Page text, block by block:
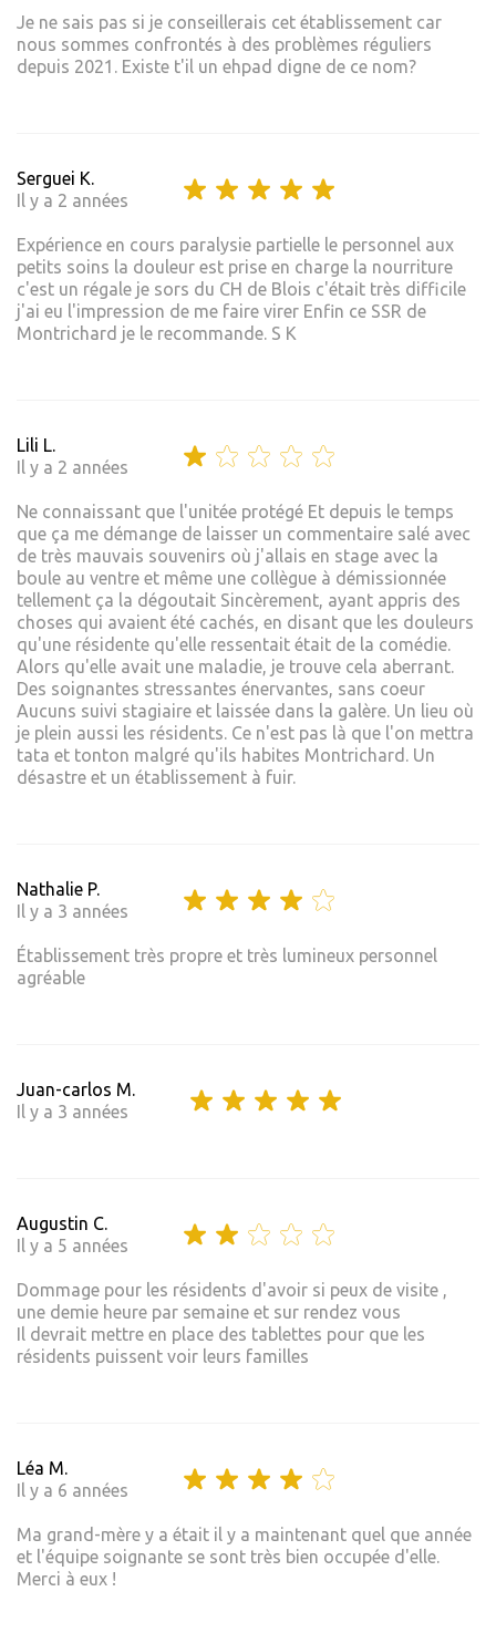
Je ne sais pas si je conseillerais cet établissement car
nous sommes confrontés à des problèmes réguliers
depuis 2021. Existe t'il un ehpad digne de ce nom?
Serguei K.
Il y a 2 années
Expérience en cours paralysie partielle le personnel aux
petits soins la douleur est prise en charge la nourriture
c'est un régale je sors du CH de Blois c'était très difficile
j'ai eu l'impression de me faire virer Enfin ce SSR de
Montrichard je le recommande. S K
Lili L.
Il y a 2 années
Ne connaissant que l'unitée protégé Et depuis le temps
que ça me démange de laisser un commentaire salé avec
de très mauvais souvenirs où j'allais en stage avec la
boule au ventre et même une collègue à démissionnée
tellement ça la dégoutait Sincèrement, ayant appris des
choses qui avaient été cachés, en disant que les douleurs
qu'une résidente qu'elle ressentait était de la comédie.
Alors qu'elle avait une maladie, je trouve cela aberrant.
Des soignantes stressantes énervantes, sans coeur
Aucuns suivi stagiaire et laissée dans la galère. Un lieu où
je plein aussi les résidents. Ce n'est pas là que l'on mettra
tata et tonton malgré qu'ils habites Montrichard. Un
désastre et un établissement à fuir.
Nathalie P.
Il y a 3 années
Établissement très propre et très lumineux personnel
agréable
Juan-carlos M.
Il y a 3 années
Augustin C.
Il y a 5 années
Dommage pour les résidents d'avoir si peux de visite ,
une demie heure par semaine et sur rendez vous
Il devrait mettre en place des tablettes pour que les
résidents puissent voir leurs familles
Léa M.
Il y a 6 années
Ma grand-mère y a était il y a maintenant quel que année
et l'équipe soignante se sont très bien occupée d'elle.
Merci à eux !